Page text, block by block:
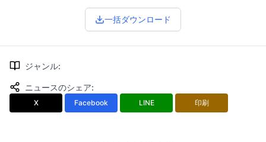
一括ダウンロード
ジャンル:
ニュースのシェア:
X Facebook LINE 印刷